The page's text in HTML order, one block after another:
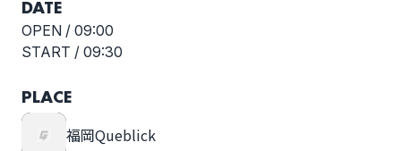
DATE
OPEN / 09:00
START / 09:30
PLACE
福岡Queblick